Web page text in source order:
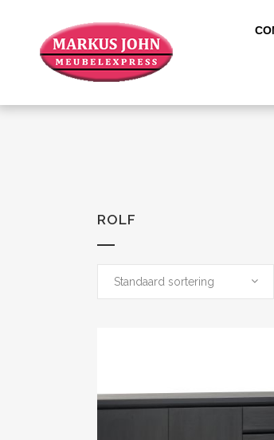
ROLF
Standaard sortering